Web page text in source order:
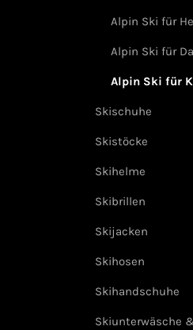
Alpin Ski für
Alpin Ski für
Alpin Ski für
Skischuhe
Skistöcke
Skihelme
Skibrillen
Skijacken
Skihosen
Skihandschuhe
Skiunterwäsche